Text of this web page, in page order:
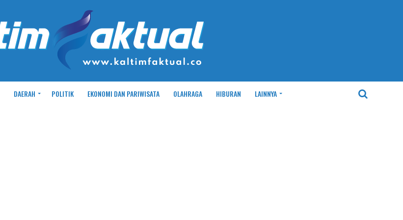
DAERAH POLITIK EKONOMI DAN PARIWISATA OLAHRAGA HIBURAN LAINNYA